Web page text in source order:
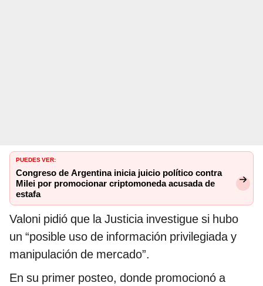
PUEDES VER:
Congreso de Argentina inicia juicio político contra
Milei por promocionar criptomoneda acusada de
estafa
Valoni pidió que la Justicia investigue si hubo
un “posible uso de información privilegiada y
manipulación de mercado”.
En su primer posteo, donde promocionó a